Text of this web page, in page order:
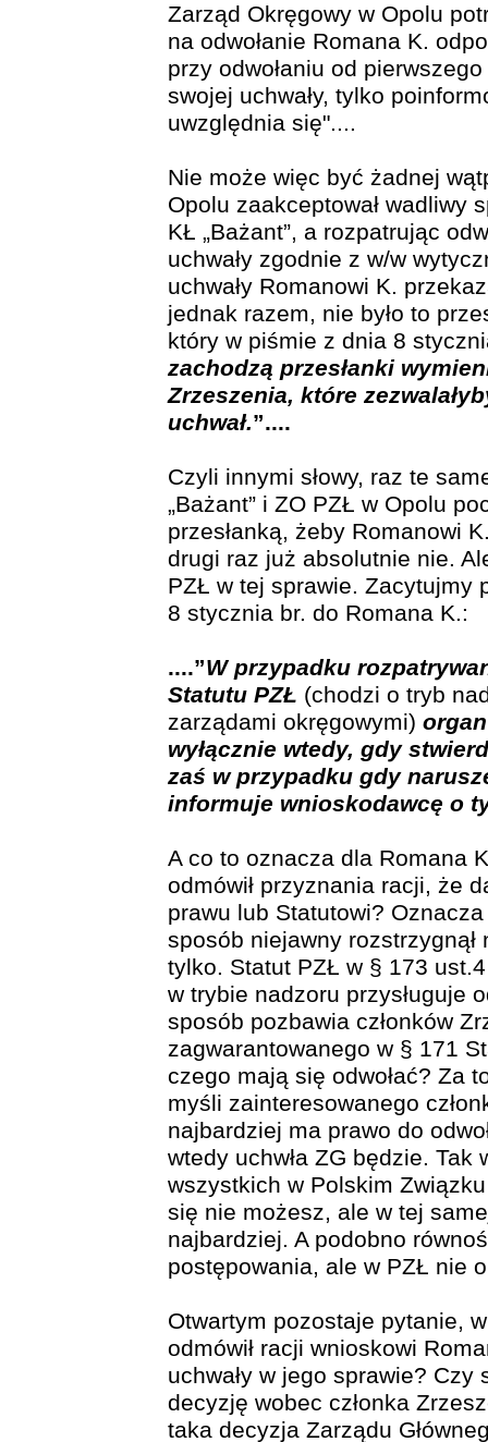
Zarząd Okręgowy w Opolu
na odwołanie Romana K.
przy odwołaniu od
swojej uchwały, tylko
uwzględnia się"....
Nie może więc być żadnej
Opolu zaakceptował wadliwy
KŁ „Bażant”, a rozpatrując
uchwały zgodnie z w/w
uchwały Romanowi K.
jednak razem, nie było to
który w piśmie z dnia 8
zachodzą przesłanki
Zrzeszenia, które
uchwał.”....
Czyli innymi słowy, raz te
„Bażant” i ZO PZŁ w Opolu
przesłanką, żeby Romanowi
drugi raz już absolutnie nie.
PZŁ w tej sprawie. Zacytujmy
8 stycznia br. do Romana K.:
....”W przypadku
Statutu PZŁ (chodzi o tryb
zarządami okręgowymi)
wyłącznie wtedy, gdy
zaś w przypadku gdy
informuje wnioskodawcę o
A co to oznacza dla Romana
odmówił przyznania racji, że
prawu lub Statutowi?
sposób niejawny
tylko. Statut PZŁ w § 173
w trybie nadzoru przysługuje
sposób pozbawia członków
zagwarantowanego w § 171
czego mają się odwołać? Za
myśli zainteresowanego
najbardziej ma prawo do
wtedy uchwła ZG będzie. Tak
wszystkich w Polskim
się nie możesz, ale w tej
najbardziej. A podobno
postępowania, ale w PZŁ nie
Otwartym pozostaje pytanie,
odmówił racji wnioskowi
uchwały w jego sprawie?
decyzję wobec członka
taka decyzja Zarządu